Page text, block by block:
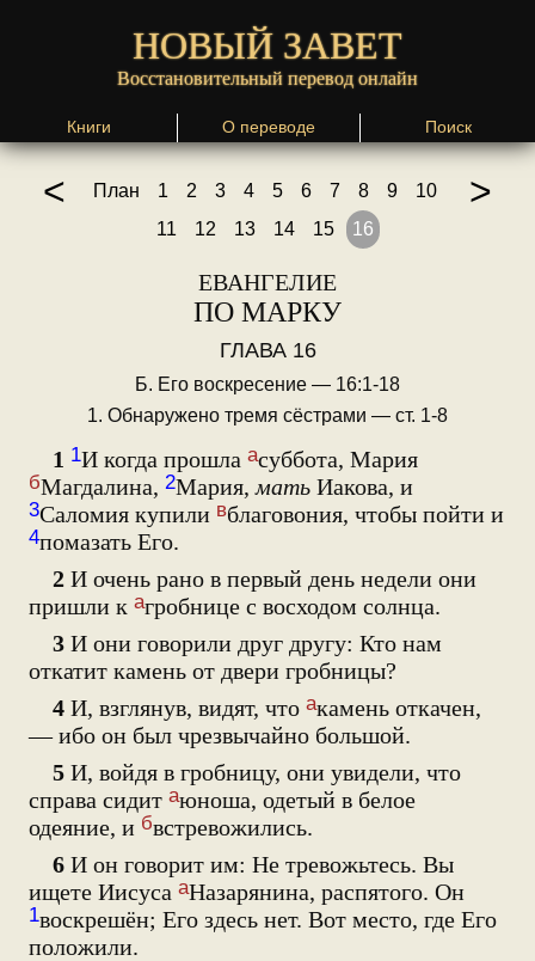
НОВЫЙ ЗАВЕТ
Восстановительный перевод онлайн
Книги О переводе Поиск
< План 1 2 3 4 5 6 7 8 9
10
11
12 13 14 15 16
>
ЕВАНГЕЛИЕ
ПО МАРКУ
ГЛАВА 16
Б. Его воскресение — 16:1-18
1. Обнаружено тремя сёстрами — ст. 1-8
1 1И когда прошла асуббота, Мария
бМагдалина, 2Мария,мать Иакова, и
3Саломия купили вблаговония, чтобы пойти и
4помазать Его.
2 И очень рано в первый день недели они
пришли к агробнице с восходом солнца.
3 И они говорили друг другу: Кто нам
откатит камень от двери гробницы?
4 И, взглянув, видят, что акамень откачен,
— ибо он был чрезвычайно большой.
5 И, войдя в гробницу, они увидели, что
справа сидит аюноша, одетый в белое
одеяние, и бвстревожились.
6 И он говорит им: Не тревожьтесь. Вы
ищете Иисуса аНазарянина, распятого. Он
1воскрешён; Его здесь нет. Вот место, где Его
положили.